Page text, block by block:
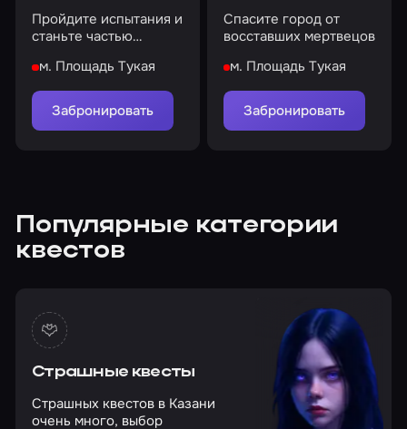
Пройдите испытания и
станьте частью
м. Площадь Тукая
Забронировать
Спасите город от
восставших мертвецов
м. Площадь Тукая
Забронировать
Популярные категории
квестов
Страшные квесты
Страшных квестов в Казани
очень много, выбор